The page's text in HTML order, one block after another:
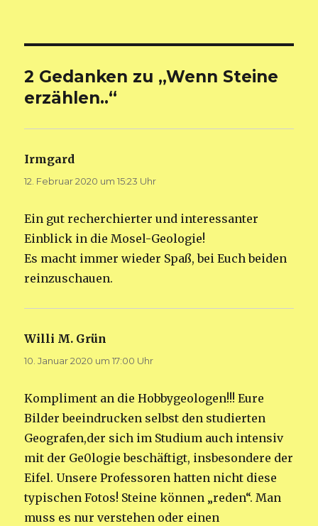
2 Gedanken zu „Wenn Steine
erzählen..“
Irmgard
12. Februar 2020 um 15:23 Uhr
Ein gut recherchierter und interessanter
Einblick in die Mosel-Geologie!
Es macht immer wieder Spaß, bei Euch beiden
reinzuschauen.
Willi M. Grün
10. Januar 2020 um 17:00 Uhr
Kompliment an die Hobbygeologen!!! Eure
Bilder beeindrucken selbst den studierten
Geografen,der sich im Studium auch intensiv
mit der Ge0logie beschäftigt, insbesondere der
Eifel. Unsere Professoren hatten nicht diese
typischen Fotos! Steine können „reden“. Man
muss es nur verstehen oder einen